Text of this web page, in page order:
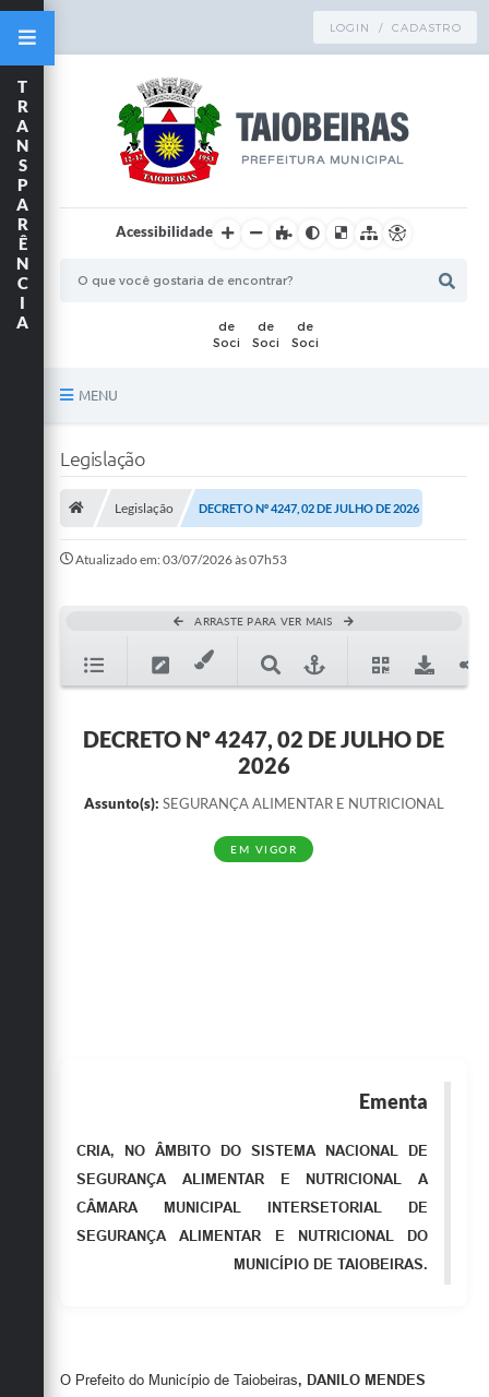
LOGIN / CADASTRO
Acessibilidade
MENU
Mapa do Site
Galeria de Vídeos
Serviços Online
Contato
T
R
A
N
S
P
A
R
Ê
N
C
I
A
Legislação
Legislação DECRETO Nº 4247, 02 DE JULHO DE 2026
Atualizado em: 03/07/2026 às 07h53
ARRASTE PARA VER MAIS
DECRETO Nº 4247, 02 DE JULHO DE
2026
Assunto(s): SEGURANÇA ALIMENTAR E NUTRICIONAL
EM VIGOR
Ementa
CRIA, NO ÂMBITO DO SISTEMA NACIONAL DE
SEGURANÇA ALIMENTAR E NUTRICIONAL A
CÂMARA MUNICIPAL INTERSETORIAL DE
SEGURANÇA ALIMENTAR E NUTRICIONAL DO
MUNICÍPIO DE TAIOBEIRAS.
O Prefeito do Município de Taiobeiras, DANILO MENDES